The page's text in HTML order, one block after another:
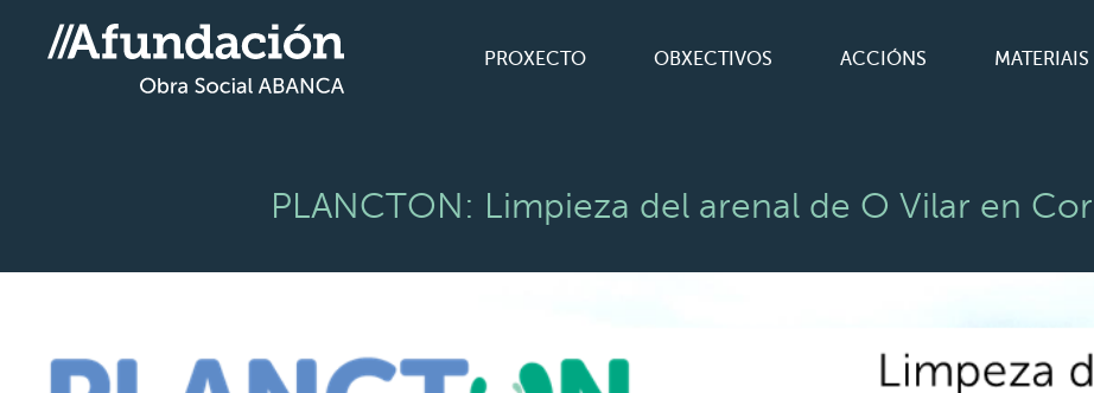
PROXECTO OBXECTIVOS ACCIÓNS MATERIAIS
PLANCTON: Limpieza del arenal de O Vilar en